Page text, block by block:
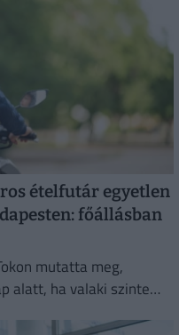
ételfutár egyetlen
főállásban
mutatta meg,
alatt, ha valaki szinte